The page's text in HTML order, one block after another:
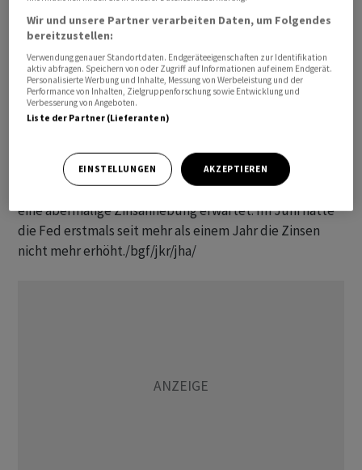
laut Ökonomen ein unverfälschteres Bild von der
Preisentwicklung.
Die Erzeugerpreise beeinflussen die Verbraucherpreise,
an denen die US-Notenbank Fed ihre Geldpolitik
Mittwoch im Juni deutlich gefallen. Wie die US-
Notenbank Fed auf die Entwicklung reagiert, ist
ungewiss. Bislang wird für die nächste Sitzung Ende Juli
eine abermalige Zinsanhebung erwartet. Im Juni hatte
die Fed erstmals seit mehr als einem Jahr die Zinsen
nicht mehr erhöht./bgf/jkr/jha/
Wir und unsere Partner verarbeiten Daten, um Folgendes
bereitzustellen:
Verwendung genauer Standortdaten. Endgeräteeigenschaften zur Identifikation
aktiv abfragen. Speichern von oder Zugriff auf Informationen auf einem Endgerät.
Personalisierte Werbung und Inhalte, Messung von Werbeleistung und der
Performance von Inhalten, Zielgruppenforschung sowie Entwicklung und
Verbesserung von Angeboten.
Liste der Partner (Lieferanten)
EINSTELLUNGEN AKZEPTIEREN